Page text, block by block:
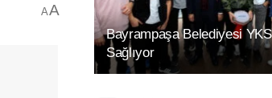
AA
Bayrampaşa Belediyesi
Sağlıyor